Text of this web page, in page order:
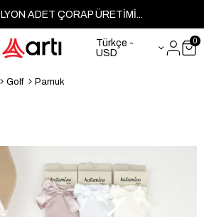
ADET ÇORAP ÜRETİMİ...
Türkçe -
USD
0
Golf Pamuk